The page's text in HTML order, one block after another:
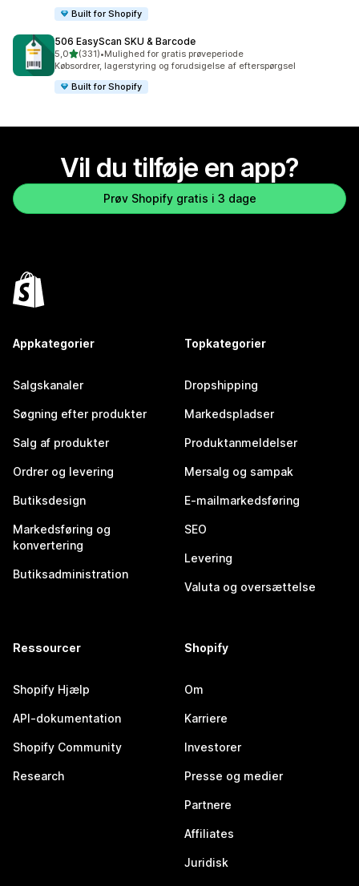
Built for Shopify
506 EasyScan SKU & Barcode
5,0ud af 5 stjerner
(331)
331 anmeldelser i alt
•Mulighed for gratis prøveperiode
Købsordrer, lagerstyring og forudsigelse af efterspørgsel
Built for Shopify
Vil du tilføje en app?
Prøv Shopify gratis i 3 dage
Appkategorier
Salgskanaler
Søgning efter produkter
Salg af produkter
Ordrer og levering
Butiksdesign
Markedsføring og
konvertering
Butiksadministration
Topkategorier
Dropshipping
Markedspladser
Produktanmeldelser
Mersalg og sampak
E-mailmarkedsføring
SEO
Levering
Valuta og oversættelse
Ressourcer
Shopify Hjælp
API-dokumentation
Shopify Community
Research
Shopify
Om
Karriere
Investorer
Presse og medier
Partnere
Affiliates
Juridisk